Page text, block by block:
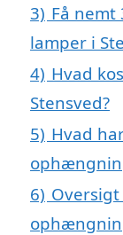
3) Få
lamper i
4) Hvad
Stensved?
5) Hvad
6)